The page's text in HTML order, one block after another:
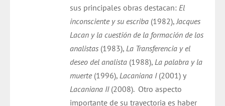
sus principales obras destacan:El
inconsciente y su escriba (1982),Jacques
Lacan y la cuestión de la formación de los
analistas (1983),La Transferencia y el
deseo del analista (1988),La palabra y la
muerte (1996),Lacaniana I (2001) y
Lacaniana II (2008). Otro aspecto
importante de su trayectoria es haber